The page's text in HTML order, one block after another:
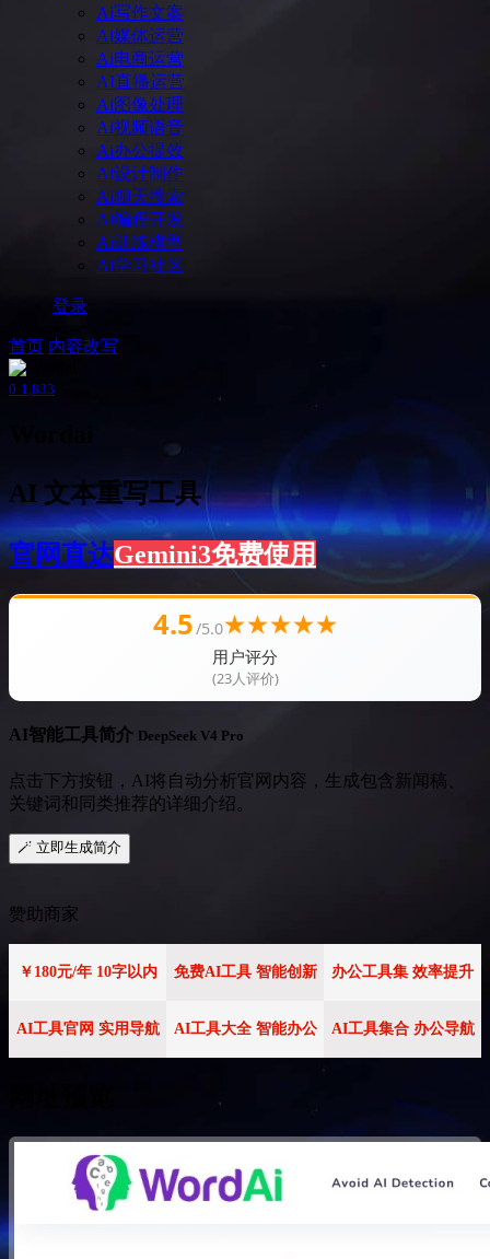
Ai写作文案
Ai媒体运营
Ai电商运营
AI直播运营
Ai图像处理
Ai视频语音
Ai办公提效
Ai设计制作
Ai聊天搜索
Ai编程开发
Ai训练模型
Ai学习社区
登录
首页 内容改写
0 1,833
AI 文本重写工具
官网直达Gemini3免费使用
4.5/5.0★★★★★
用户评分
(23人评价)
AI智能工具简介 DeepSeek V4 Pro
点击下方按钮，AI将自动分析官网内容，生成包含新闻稿、
关键词和同类推荐的详细介绍。
🪄 立即生成简介
赞助商家
￥180元/年 10字以内 免费AI工具 智能创新 办公工具集 效率提升
AI工具官网 实用导航 AI工具大全 智能办公 AI工具集合 办公导航